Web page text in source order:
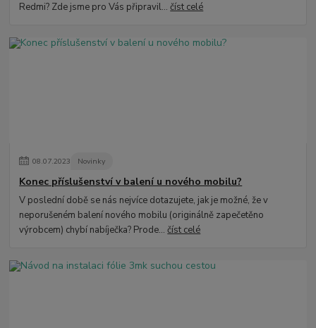
Redmi? Zde jsme pro Vás připravil...číst celé
08.07.2023 Novinky
Konec příslušenství v balení u nového mobilu?
V poslední době se nás nejvíce dotazujete, jak je možné, že v
neporušeném balení nového mobilu (originálně zapečetěno
výrobcem) chybí nabíječka? Prode...číst celé